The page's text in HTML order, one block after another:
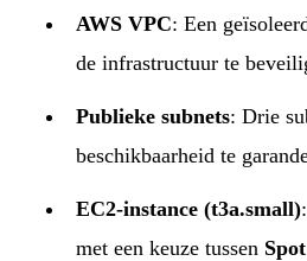
AWS VPC: Een
de infrastructuur te
Publieke subnets: Drie
beschikbaarheid te
EC2-instance (t3a.small)
met een keuze tussen